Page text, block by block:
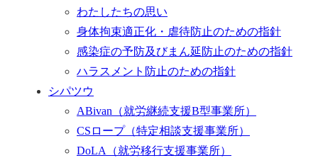
わたしたちの思い
身体拘束適正化・虐待防止のための指針
感染症の予防及びまん延防止のための指針
ハラスメント防止のための指針
シパツウ
ABivan （就労継続支援B型事業所）
CSロープ （特定相談支援事業所）
DoLA （就労移行支援事業所）